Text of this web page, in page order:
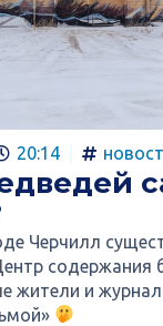
20:14
Черчилл
содержания
жители и